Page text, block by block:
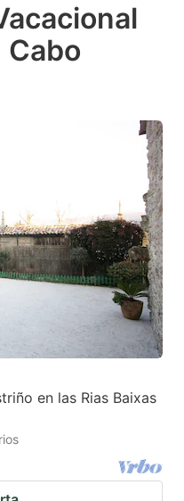
Cabo
en las Rias Baixas